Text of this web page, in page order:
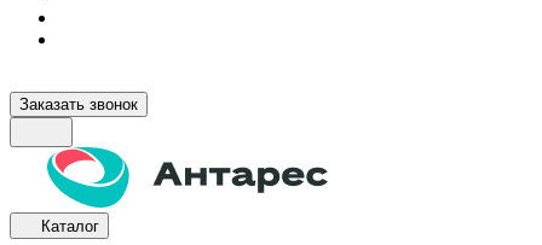
Заказать звонок
Каталог